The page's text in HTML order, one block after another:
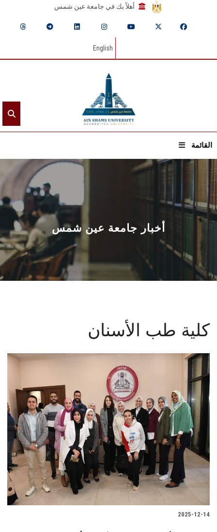
أهلاً بك في جامعة عين شمس
English
القائمة
الرئيسيـة
عن الجامعة
القطاعـات
الشئون الأكاديمية
البحث العلمي
الأنظمة الذكية
الإعلام
تواصل معنا
الطلاب
هيئة التدريس
الدراسات العليا
أخبار جامعة عين شمس
كلية طب الأسنان
2025-12-14